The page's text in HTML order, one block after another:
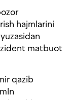
hajmlarini
matbuot
qazib